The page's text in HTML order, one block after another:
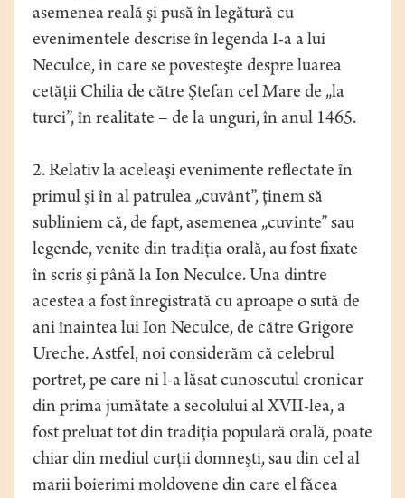
asemenea reală şi pusă în legătură cu
evenimentele descrise în legenda I-a a lui
Neculce, în care se povesteşte despre luarea
cetăţii Chilia de către Ştefan cel Mare de „la
turci”, în realitate – de la unguri, în anul 1465.
2. Relativ la aceleaşi evenimente reflectate în
primul şi în al patrulea „cuvânt”, ţinem să
subliniem că, de fapt, asemenea „cuvinte” sau
legende, venite din tradiţia orală, au fost fixate
în scris şi până la Ion Neculce. Una dintre
acestea a fost înregistrată cu aproape o sută de
ani înaintea lui Ion Neculce, de către Grigore
Ureche. Astfel, noi considerăm că celebrul
portret, pe care ni l-a lăsat cunoscutul cronicar
din prima jumătate a secolului al XVII-lea, a
fost preluat tot din tradiţia populară orală, poate
chiar din mediul curţii domneşti, sau din cel al
marii boierimi moldovene din care el făcea